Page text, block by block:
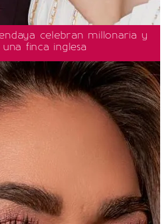
celebran millonaria y
finca inglesa